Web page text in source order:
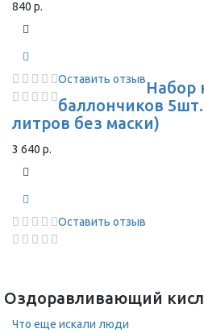
840 р.
Оставить отзывНабор
баллончиков
литров без маски)
3 640 р.
Оставить отзыв
Оздоравливающий
Что еще искали люди